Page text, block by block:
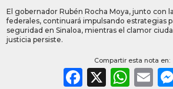
El gobernador Rubén Rocha Moya, junto con
federales, continuará impulsando estrategias
seguridad en Sinaloa, mientras el clamor
justicia persiste.
Compartir esta nota en:
X